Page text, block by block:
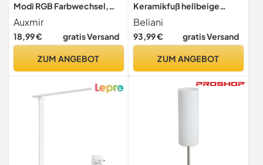
Modi RGB Farbwechsel,
Nachtlicht Kinder USB
Aufladbar Fernbedienung,
LED Lampe Tischlampe
mit Timing Funktion,
Auxmir
18,99 € gratis Versand
ZUM ANGEBOT
Keramikfuß hellbeige
Steinoptik 60 cm
Lampenschirm weiß Caine
Beliani
93,99 € gratis Versand
ZUM ANGEBOT